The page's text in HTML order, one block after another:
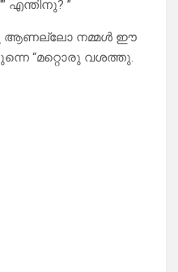
എന്തിനു? ”
ആണല്ലോ നമ്മൾ ഈ
“മറ്റൊരു വശത്തു.